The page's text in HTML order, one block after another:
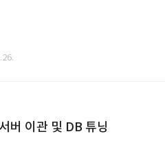
버 이관 및 DB 튜닝